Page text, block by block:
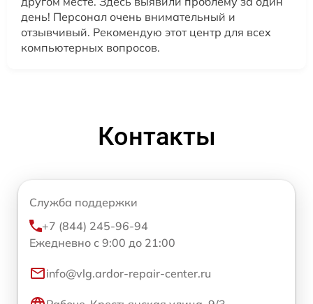
день! Персонал очень внимательный и
отзывчивый. Рекомендую этот центр для всех
компьютерных вопросов.
Контакты
Служба поддержки
+7 (844) 245-96-94
Ежедневно с 9:00 до 21:00
info@vlg.ardor-repair-center.ru